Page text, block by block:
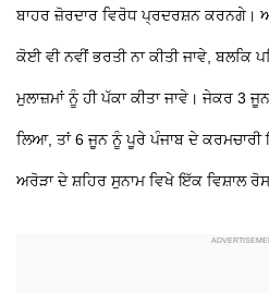
ਬਾਹਰ ਜ਼ੋਰਦਾਰ ਵਿਰੋਧ ਪ੍ਰਦਰਸ਼ਨ ਕਰਨਗੇ।
ਕੋਈ ਵੀ ਨਵੀਂ ਭਰਤੀ ਨਾ ਕੀਤੀ ਜਾਵੇ, ਬਲਕਿ
ਮੁਲਾਜ਼ਮਾਂ ਨੂੰ ਹੀ ਪੱਕਾ ਕੀਤਾ ਜਾਵੇ। ਜੇਕਰ 3
ਲਿਆ, ਤਾਂ 6 ਜੂਨ ਨੂੰ ਪੂਰੇ ਪੰਜਾਬ ਦੇ
ਅਰੋੜਾ ਦੇ ਸ਼ਹਿਰ ਸੁਨਾਮ ਵਿਖੇ ਇੱਕ ਵਿਸ਼ਾਲ